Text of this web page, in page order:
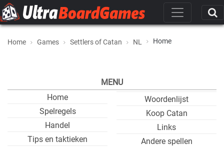
Home Games Settlers of Catan NL Home
MENU
Home
Spelregels
Handel
Tips en taktieken
Woordenlijst
Koop Catan
Links
Andere spellen